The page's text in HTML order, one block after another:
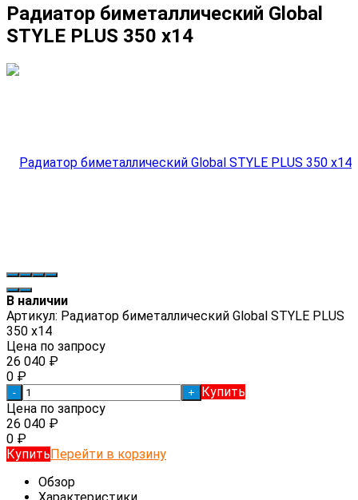
Радиатор биметаллический Global
STYLE PLUS 350 x14
В наличии
Артикул: Радиатор биметаллический Global STYLE PLUS
350 x14
Цена по запросу
26 040 ₽
0 ₽
- +
Купить
Цена по запросу
26 040 ₽
0 ₽
КупитьПерейти в корзину
Обзор